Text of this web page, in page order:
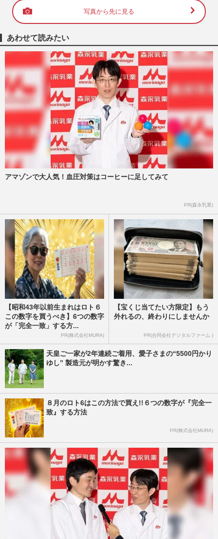
写真から先に見る
あわせて読みたい
アマゾンで大人気！血圧対策はコーヒーに足してみて
PR(森永乳業)
【昭和43年以前生まれはロト６
この数字を買うべき】6つの数字
が「完全一致」する方...
PR(株式会社MURA)
【宝くじ当てたい方限定】もう
外れるの、終わりにしませんか
PR(合同会社デジタルファーム )
天皇ご一家が2年連続ご着用、愛子さまの“5500円かり
ゆし” 製造元が明かす驚き...
８月のロト6はこの方法で買え!!６つの数字が『完全一
致』する方法
PR(株式会社MURA)